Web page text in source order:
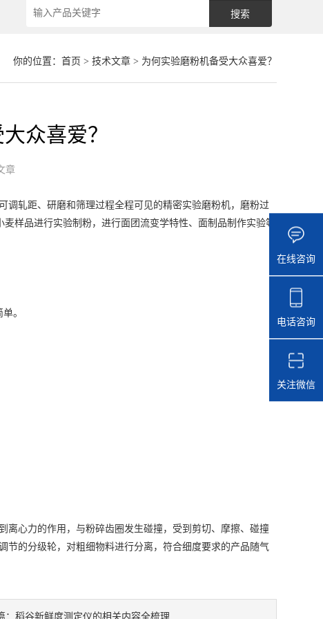
你的位置： 首页 > 技术文章> 为何实验磨粉机备受大众喜爱？
众喜爱？
章
轧距、研磨和筛理过程全程可见的精密实验磨粉机，磨粉过
样品进行实验制粉，进行面团流变学特性、面制品制作实验等
。
心力的作用，与粉碎齿圈发生碰撞，受到剪切、摩擦、碰撞
节的分级轮，对粗细物料进行分离，符合细度要求的产品随气
：稻谷新鲜度测定仪的相关内容全梳理
在线咨询
电话咨询
关注微信